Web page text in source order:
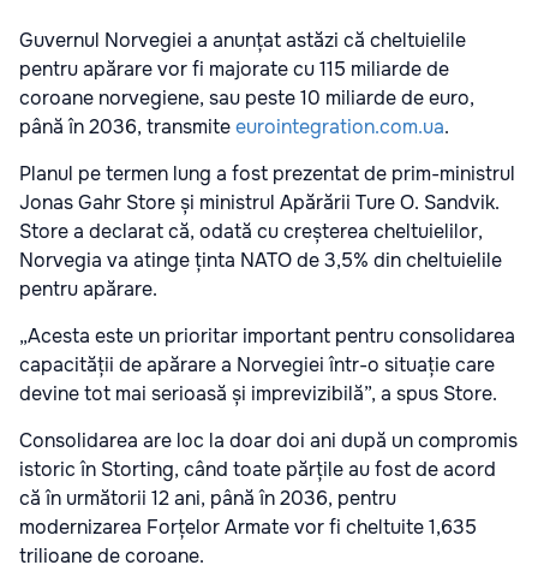
Guvernul Norvegiei a anunțat astăzi că cheltuielile
pentru apărare vor fi majorate cu 115 miliarde de
coroane norvegiene, sau peste 10 miliarde de euro,
până în 2036, transmiteeurointegration.com.ua.
Planul pe termen lung a fost prezentat de prim-ministrul
Jonas Gahr Store și ministrul Apărării Ture O. Sandvik.
Store a declarat că, odată cu creșterea cheltuielilor,
Norvegia va atinge ținta NATO de 3,5% din cheltuielile
pentru apărare.
„Acesta este un prioritar important pentru consolidarea
capacității de apărare a Norvegiei într-o situație care
devine tot mai serioasă și imprevizibilă”, a spus Store.
Consolidarea are loc la doar doi ani după un compromis
istoric în Storting, când toate părțile au fost de acord
că în următorii 12 ani, până în 2036, pentru
modernizarea Forțelor Armate vor fi cheltuite 1,635
trilioane de coroane.